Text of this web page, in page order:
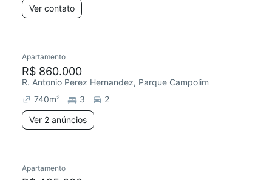
Ver contato
Apartamento
R$ 860.000
R. Antonio Perez Hernandez, Parque Campolim
740m² 3
2
Ver 2 anúncios
Apartamento